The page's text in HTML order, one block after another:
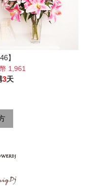
】
1,961
3天